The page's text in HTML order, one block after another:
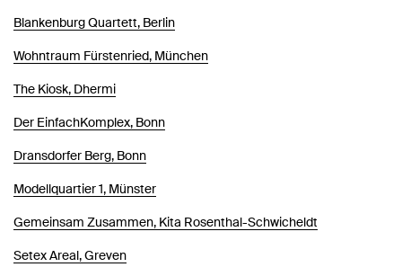
Blankenburg Quartett, Berlin
Wohntraum Fürstenried, München
The Kiosk, Dhermi
Der EinfachKomplex, Bonn
Dransdorfer Berg, Bonn
Modellquartier 1, Münster
Gemeinsam Zusammen, Kita Rosenthal-Schwicheldt
Setex Areal, Greven